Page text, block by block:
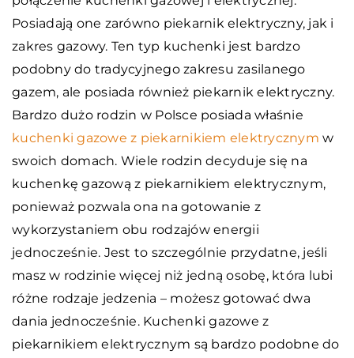
Posiadają one zarówno piekarnik elektryczny, jak i
zakres gazowy. Ten typ kuchenki jest bardzo
podobny do tradycyjnego zakresu zasilanego
gazem, ale posiada również piekarnik elektryczny.
Bardzo dużo rodzin w Polsce posiada właśnie
kuchenki gazowe z piekarnikiem elektrycznym w
swoich domach. Wiele rodzin decyduje się na
kuchenkę gazową z piekarnikiem elektrycznym,
ponieważ pozwala ona na gotowanie z
wykorzystaniem obu rodzajów energii
jednocześnie. Jest to szczególnie przydatne, jeśli
masz w rodzinie więcej niż jedną osobę, która lubi
różne rodzaje jedzenia – możesz gotować dwa
dania jednocześnie. Kuchenki gazowe z
piekarnikiem elektrycznym są bardzo podobne do